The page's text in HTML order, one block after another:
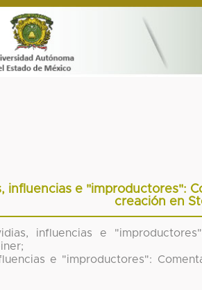
influencias e "improductores":
creación en
influencias e
e "improductores":